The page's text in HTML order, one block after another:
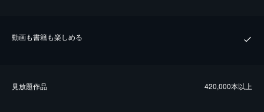
動画も書籍も楽しめる
⾒放題作品 420,000本以上